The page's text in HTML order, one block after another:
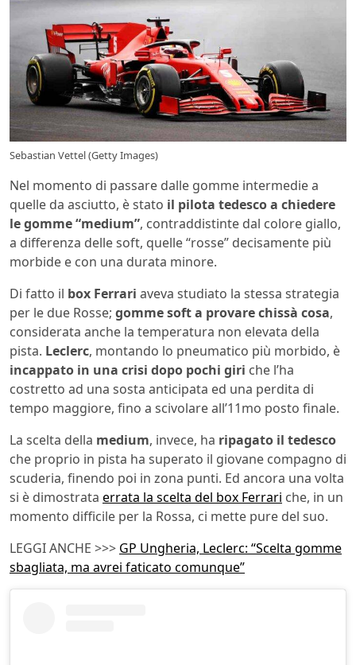
Sebastian Vettel (Getty Images)
Nel momento di passare dalle gomme intermedie a
quelle da asciutto, è stato il pilota tedesco a chiedere
le gomme “medium”, contraddistinte dal colore giallo,
a differenza delle soft, quelle “rosse” decisamente più
morbide e con una durata minore.
Di fatto il box Ferrari aveva studiato la stessa strategia
per le due Rosse; gomme soft a provare chissà cosa,
considerata anche la temperatura non elevata della
pista. Leclerc, montando lo pneumatico più morbido, è
incappato in una crisi dopo pochi giri che l’ha
costretto ad una sosta anticipata ed una perdita di
tempo maggiore, fino a scivolare all’11mo posto finale.
La scelta della medium, invece, ha ripagato il tedesco
che proprio in pista ha superato il giovane compagno di
scuderia, finendo poi in zona punti. Ed ancora una volta
si è dimostrata errata la scelta del box Ferrari che, in un
momento difficile per la Rossa, ci mette pure del suo.
LEGGI ANCHE >>> GP Ungheria, Leclerc: “Scelta gomme
sbagliata, ma avrei faticato comunque”